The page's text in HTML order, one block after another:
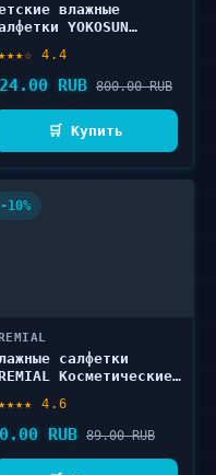
влажные
YOKOSUN
4.4
RUB 800.00 RUB
🛒 Купить
-10%
салфетки
Косметические
4.6
RUB 89.00 RUB